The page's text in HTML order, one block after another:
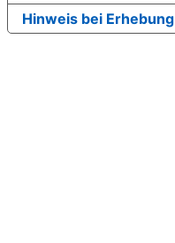
Hinweis bei Erhebung